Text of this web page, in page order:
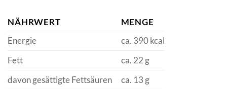
NÄHRWERT
MENGE
Energie
ca. 390 kcal
Fett
ca. 22 g
davon gesättigte Fettsäuren
ca. 13 g